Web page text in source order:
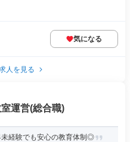
気になる
人を見る
運営(総合職)
未経験でも安心の教育体制◎